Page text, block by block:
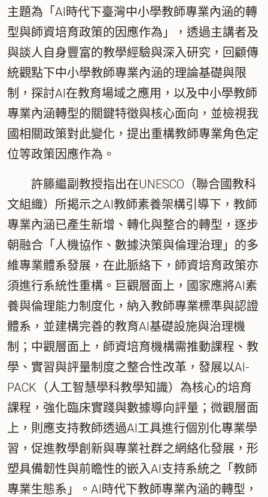
主題為「AI時代下臺灣中小學教師專業內涵的轉
型與師資培育政策的因應作為」，透過主講者及
與談人自身豐富的教學經驗與深入研究，回顧傳
統觀點下中小學教師專業內涵的理論基礎與限
制，探討AI在教育場域之應用，以及中小學教師
專業內涵轉型的關鍵特徵與核心面向，並檢視我
國相關政策對此變化，提出重構教師專業角色定
位等政策因應作為。
許籐繼副教授指出在UNESCO（聯合國教科
文組織）所揭示之AI教師素養架構引導下，教師
專業內涵已產生新增、轉化與整合的轉型，逐步
朝融合「人機協作、數據決策與倫理治理」的多
維專業體系發展，在此脈絡下，師資培育政策亦
須進行系統性重構。巨觀層面上，國家應將AI素
養與倫理能力制度化，納入教師專業標準與認證
體系，並建構完善的教育AI基礎設施與治理機
制；中觀層面上，師資培育機構需推動課程、教
學、實習與評量制度之整合性改革，發展以AI-
PACK（人工智慧學科教學知識）為核心的培育
課程，強化臨床實踐與數據導向評量；微觀層面
上，則應支持教師透過AI工具進行個別化專業學
習，促進教學創新與專業社群之網絡化發展，形
塑具備韌性與前瞻性的嵌入AI支持系統之「教師
專業生態系」。AI時代下教師專業內涵的轉型，